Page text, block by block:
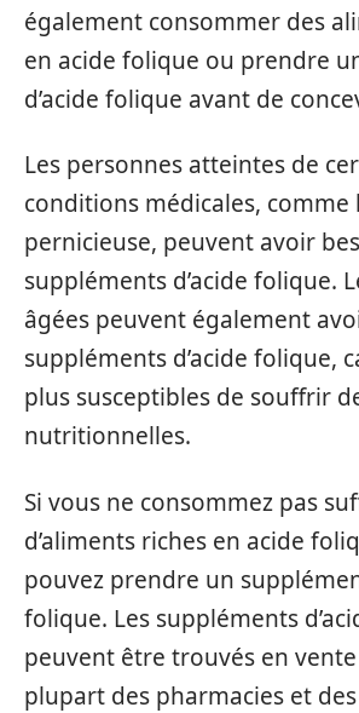
également consommer des
en acide folique ou prendre
d’acide folique avant de
Les personnes atteintes de
conditions médicales, comme
pernicieuse, peuvent avoir
suppléments d’acide folique.
âgées peuvent également
suppléments d’acide folique,
plus susceptibles de souffrir
nutritionnelles.
Si vous ne consommez pas
d’aliments riches en acide
pouvez prendre un
folique. Les suppléments
peuvent être trouvés en
plupart des pharmacies et